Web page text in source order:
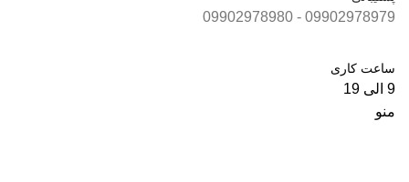
09902978979 - 09902978980
ساعت کاری
9 الی 19
منو